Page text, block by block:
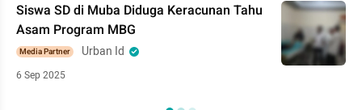
Siswa SD di Muba Diduga Keracunan Tahu
Asam Program MBG
Media Partner Urban Id
6 Sep 2025